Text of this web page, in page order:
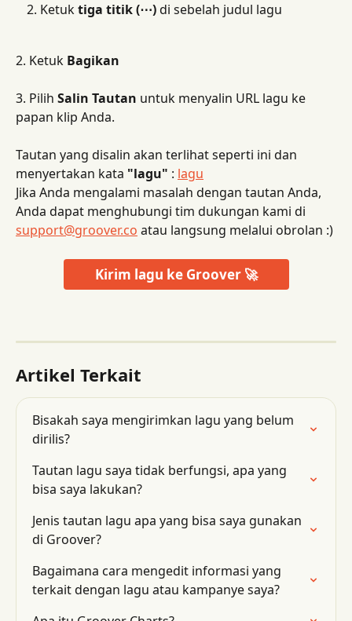
Ketuk tiga titik (⋯) di sebelah judul lagu
2. Ketuk Bagikan
3. Pilih Salin Tautan untuk menyalin URL lagu ke
papan klip Anda.
Tautan yang disalin akan terlihat seperti ini dan
menyertakan kata "lagu" : lagu
Jika Anda mengalami masalah dengan tautan Anda,
Anda dapat menghubungi tim dukungan kami di
support@groover.co atau langsung melalui obrolan :)
Kirim lagu ke Groover 🚀
Artikel Terkait
Bisakah saya mengirimkan lagu yang belum
dirilis?
Tautan lagu saya tidak berfungsi, apa yang
bisa saya lakukan?
Jenis tautan lagu apa yang bisa saya gunakan
di Groover?
Bagaimana cara mengedit informasi yang
terkait dengan lagu atau kampanye saya?